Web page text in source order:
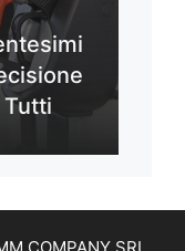
Tutti